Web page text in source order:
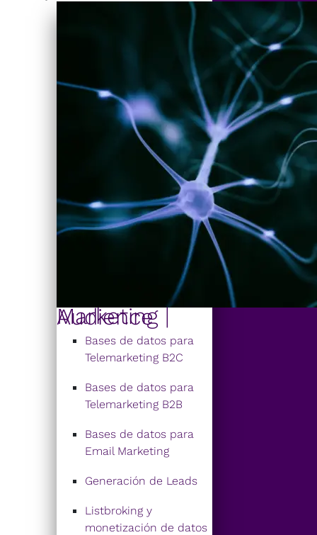
Marketing | Audience
Bases de datos para
Telemarketing B2C
Bases de datos para
Telemarketing B2B
Bases de datos para
Email Marketing
Generación de Leads
Listbroking y
monetización de datos